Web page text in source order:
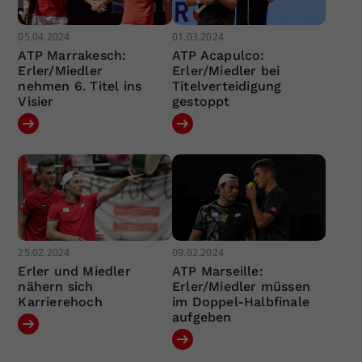
05.04.2024
ATP Marrakesch:
Erler/Miedler
nehmen 6. Titel ins
Visier
01.03.2024
ATP Acapulco:
Erler/Miedler bei
Titelverteidigung
gestoppt
25.02.2024
Erler und Miedler
nähern sich
Karrierehoch
09.02.2024
ATP Marseille:
Erler/Miedler müssen
im Doppel-Halbfinale
aufgeben